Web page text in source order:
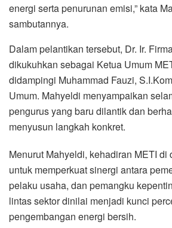
energi serta penurunan emisi,” kata
sambutannya.
Dalam pelantikan tersebut, Dr. Ir.
dikukuhkan sebagai Ketua Umum
didampingi Muhammad Fauzi,
Umum. Mahyeldi menyampaikan
pengurus yang baru dilantik dan
menyusun langkah konkret.
Menurut Mahyeldi, kehadiran METI di
untuk memperkuat sinergi antara
pelaku usaha, dan pemangku
lintas sektor dinilai menjadi kunci
pengembangan energi bersih.